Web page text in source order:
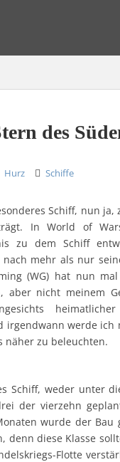
des
Hurz Schiffe
Schiff, nun
In World of
zu dem Schiff
mehr als nur
(WG) hat nun
aber nicht meinem
irgendwann werde
näher zu beleuchten.
Schiff, weder unter
der vierzehn
wurde der
denn diese Klasse
Flotte